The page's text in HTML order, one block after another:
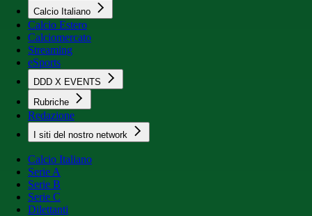
Calcio Italiano
Calcio Estero
Calciomercato
Streaming
eSports
DDD X EVENTS
Rubriche
Redazione
I siti del nostro network
Calcio Italiano
Serie A
Serie B
Serie C
Dilettanti